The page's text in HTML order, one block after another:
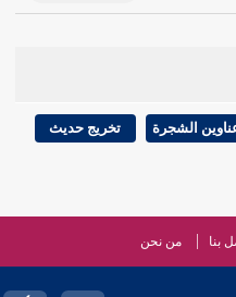
الشجرة تخريج حديث
بنا من نحن